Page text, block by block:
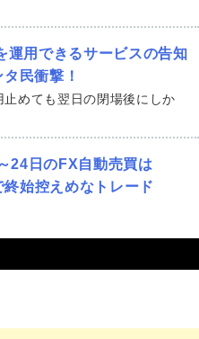
運用できるサービスの告知
民衝撃！
めても翌日の閉場後にしか
24日のFX自動売買は
始控えめなトレード